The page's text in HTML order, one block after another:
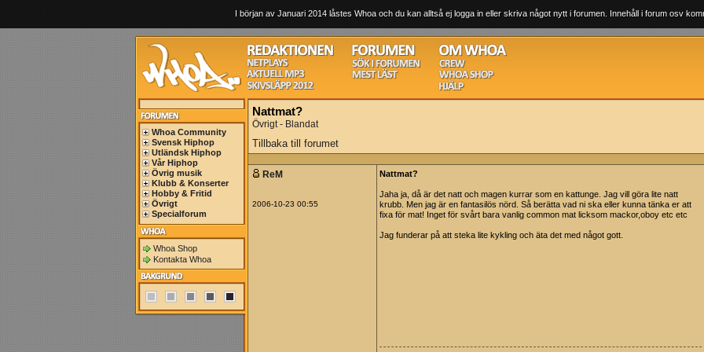
I början av Januari 2014 låstes Whoa och du kan alltså ej logga in eller skriva något nytt i forumen. Innehåll i forum osv
Whoa Community
Svensk Hiphop
Utländsk Hiphop
Vår Hiphop
Övrig musik
Klubb & Konserter
Hobby & Fritid
Övrigt
Specialforum
Whoa Shop
Kontakta Whoa
Nattmat?
Övrigt - Blandat
Tillbaka till forumet
ReM
2006-10-23 00:55
Nattmat?
Jaha ja, då är det natt och magen kurrar som en kattunge. Jag vill göra lite natt
krubb. Men jag är en fantasilös nörd. Så berätta vad ni ska eller kunna tänka er att
fixa för mat! Inget för svårt bara vanlig common mat licksom mackor,oboy etc etc
Jag funderar på att steka lite kykling och äta det med något gott.